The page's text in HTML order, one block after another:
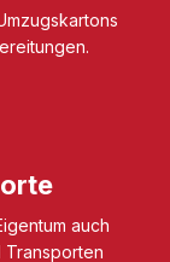
auch